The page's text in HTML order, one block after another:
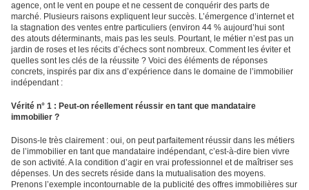
agence, ont le vent en poupe et ne cessent de conquérir des parts de
marché. Plusieurs raisons expliquent leur succès. L’émergence d’internet et
la stagnation des ventes entre particuliers (environ 44 % aujourd’hui sont
des atouts déterminants, mais pas les seuls. Pourtant, le métier n’est pas un
jardin de roses et les récits d’échecs sont nombreux. Comment les éviter et
quelles sont les clés de la réussite ? Voici des éléments de réponses
concrets, inspirés par dix ans d’expérience dans le domaine de l’immobilier
indépendant :
Vérité n° 1 : Peut-on réellement réussir en tant que mandataire
immobilier ?
Disons-le très clairement : oui, on peut parfaitement réussir dans les métiers
de l’immobilier en tant que mandataire indépendant, c’est-à-dire bien vivre
de son activité. A la condition d’agir en vrai professionnel et de maîtriser ses
dépenses. Un des secrets réside dans la mutualisation des moyens.
Prenons l’exemple incontournable de la publicité des offres immobilières sur